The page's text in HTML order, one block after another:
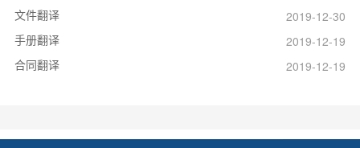
文件翻译
2019-12-30
手册翻译
2019-12-19
合同翻译
2019-12-19